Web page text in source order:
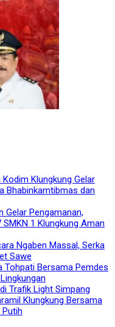
Klungkung Gelar
Bhabinkamtibmas dan
Gelar Pengamanan,
1 Klungkung Aman
Ngaben Massal, Serka
Sawe
Tohpati Bersama Pemdes
Trafik Light Simpang
Klungkung Bersama
Putih